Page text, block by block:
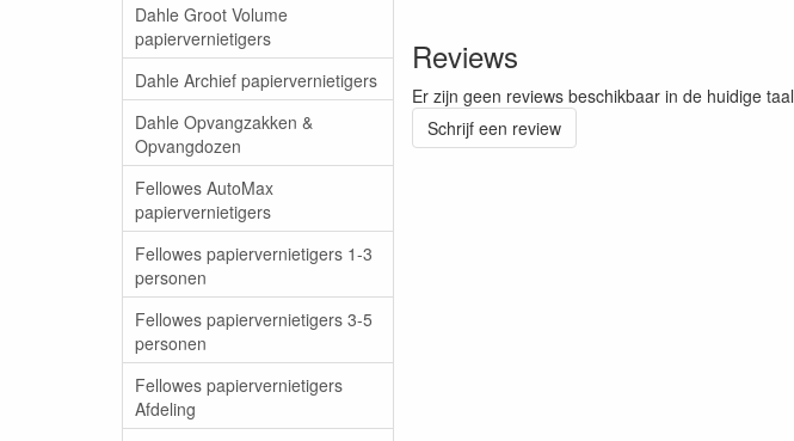
Dahle Groot Volume
papiervernietigers
Dahle Archief papiervernietigers
Dahle Opvangzakken &
Opvangdozen
Fellowes AutoMax
papiervernietigers
Fellowes papiervernietigers 1-3
personen
Fellowes papiervernietigers 3-5
personen
Fellowes papiervernietigers
Afdeling
Reviews
Er zijn geen reviews beschikbaar in de huidige taal
Schrijf een review